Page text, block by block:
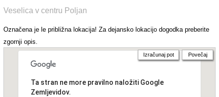
Veselica v centru Poljan
Označena je le približna lokacija! Za dejansko lokacijo dogodka preberite
zgornji opis.
Ta stran ne more pravilno naložiti Google
Zemljevidov.
Izračunaj pot Povečaj